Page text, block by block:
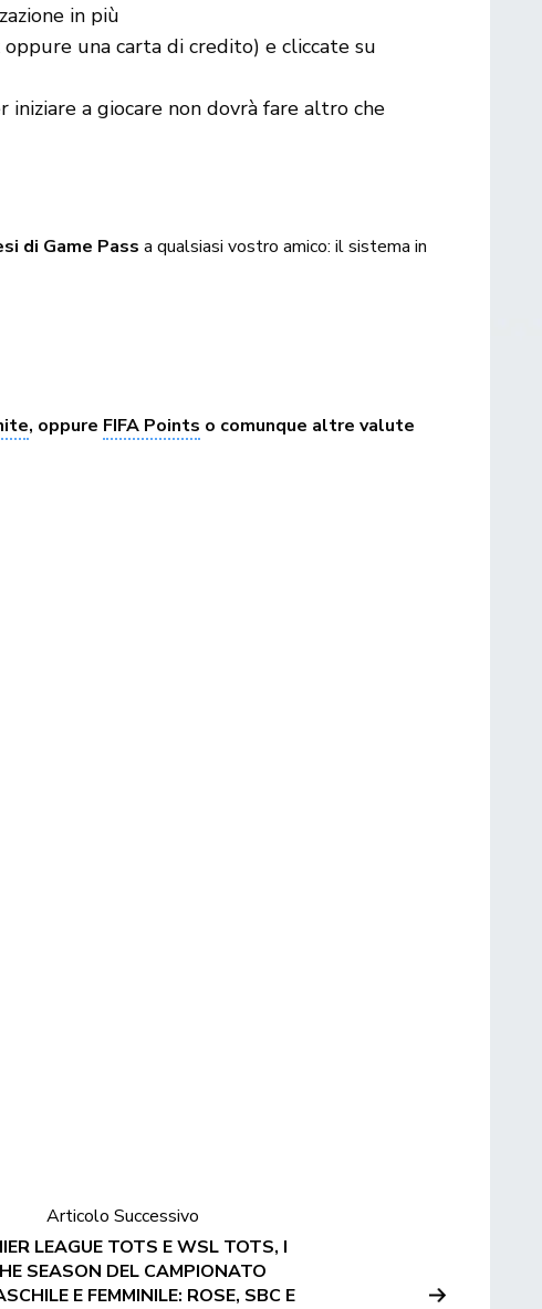
in più
oppure una carta di credito) e cliccate su
iniziare a giocare non dovrà fare altro che
di Game Pass a qualsiasi vostro amico: il sistema in
, oppure FIFA Points o comunque altre valute
Articolo Successivo
LEAGUE TOTS E WSL TOTS, I
SEASON DEL CAMPIONATO
E FEMMINILE: ROSE, SBC E